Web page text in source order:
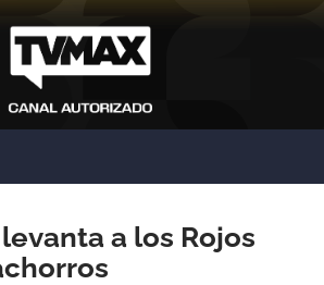
a los Rojos